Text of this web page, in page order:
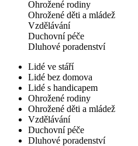
Ohrožené rodiny
Ohrožené děti a mládež
Vzdělávání
Duchovní péče
Dluhové poradenství
Lidé ve stáří
Lidé bez domova
Lidé s handicapem
Ohrožené rodiny
Ohrožené děti a mládež
Vzdělávání
Duchovní péče
Dluhové poradenství